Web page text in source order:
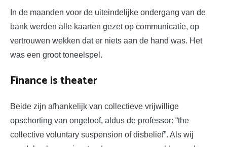
In de maanden voor de uiteindelijke ondergang van de
bank werden alle kaarten gezet op communicatie, op
vertrouwen wekken dat er niets aan de hand was. Het
was een groot toneelspel.
Finance is theater
Beide zijn afhankelijk van collectieve vrijwillige
opschorting van ongeloof, aldus de professor: “the
collective voluntary suspension of disbelief”. Als wij